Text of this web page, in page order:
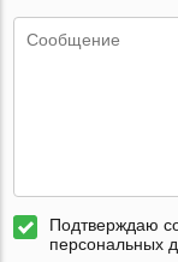
Подтверждаю
персональных